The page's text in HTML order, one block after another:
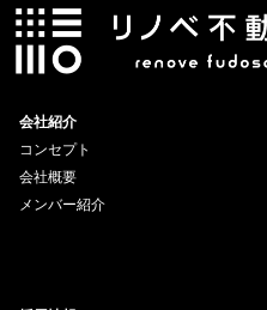
会社紹介
コンセプト
会社概要
メンバー紹介